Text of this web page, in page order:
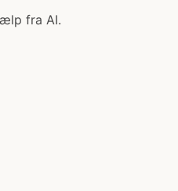
fra AI.